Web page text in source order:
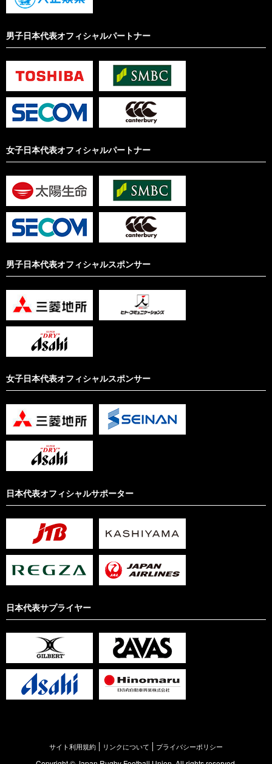
男子日本代表オフィシャルパートナー
女子日本代表オフィシャルパートナー
男子日本代表オフィシャルスポンサー
女子日本代表オフィシャルスポンサー
日本代表オフィシャルサポーター
日本代表サプライヤー
サイト利用規約 リンクについて プライバシーポリシー